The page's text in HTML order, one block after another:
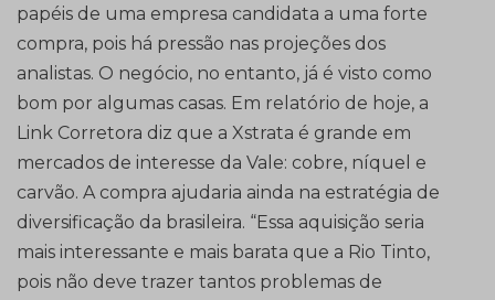
papéis de uma empresa candidata a uma forte
compra, pois há pressão nas projeções dos
analistas. O negócio, no entanto, já é visto como
bom por algumas casas. Em relatório de hoje, a
Link Corretora diz que a Xstrata é grande em
mercados de interesse da Vale: cobre, níquel e
carvão. A compra ajudaria ainda na estratégia de
diversificação da brasileira. “Essa aquisição seria
mais interessante e mais barata que a Rio Tinto,
pois não deve trazer tantos problemas de